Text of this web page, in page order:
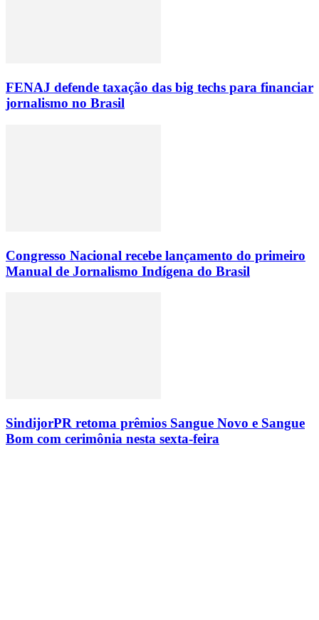
FENAJ defende taxação das big techs para financiar
jornalismo no Brasil
Congresso Nacional recebe lançamento do primeiro
Manual de Jornalismo Indígena do Brasil
SindijorPR retoma prêmios Sangue Novo e Sangue
Bom com cerimônia nesta sexta-feira